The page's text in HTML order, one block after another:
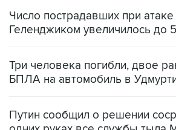
Число пострадавших при
Геленджиком увеличилось до
Три человека погибли, двое
БПЛА на автомобиль в
Путин сообщил о решении